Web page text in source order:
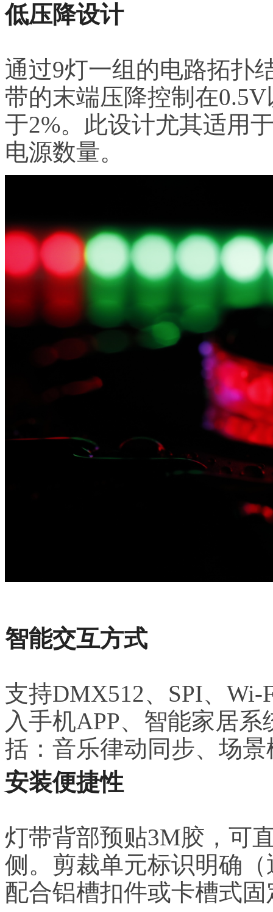
低压降设计
通过9灯一组的电路拓扑
带的末端压降控制在
于2%。此设计尤其适用
电源数量。
智能交互方式
支持DMX512、SPI、
入手机APP、智能家居
括：音乐律动同步、场
安装便捷性
灯带背部预贴3M胶，可
侧。剪裁单元标识明确
配合铝槽扣件或卡槽式